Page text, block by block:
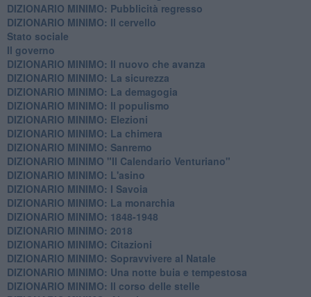
DIZIONARIO MINIMO: ​Pubblicità regresso
DIZIONARIO MINIMO: Il cervello
Stato sociale
Il governo
DIZIONARIO MINIMO: Il nuovo che avanza
DIZIONARIO MINIMO: La sicurezza
DIZIONARIO MINIMO: La demagogia
DIZIONARIO MINIMO: Il populismo
DIZIONARIO MINIMO: Elezioni
DIZIONARIO MINIMO: La chimera
DIZIONARIO MINIMO: Sanremo
DIZIONARIO MINIMO "Il Calendario Venturiano"
DIZIONARIO MINIMO: L'asino
DIZIONARIO MINIMO: I Savoia
DIZIONARIO MINIMO: La monarchia
DIZIONARIO MINIMO: 1848-1948
DIZIONARIO MINIMO: 2018
DIZIONARIO MINIMO: Citazioni
DIZIONARIO MINIMO: ​Sopravvivere al Natale
DIZIONARIO MINIMO: ​Una notte buia e tempestosa
DIZIONARIO MINIMO: Il corso delle stelle